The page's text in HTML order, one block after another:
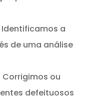
Identificamos a
de uma análise
Corrigimos ou
defeituosos